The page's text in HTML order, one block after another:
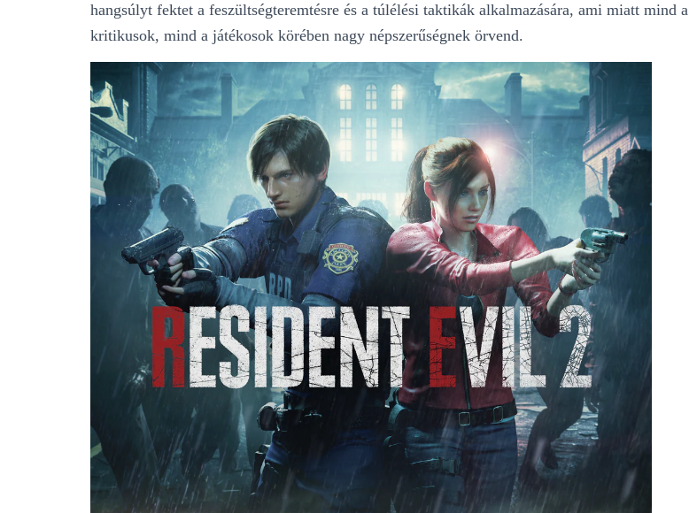
hangsúlyt fektet a feszültségteremtésre és a túlélési taktikák alkalmazására, ami miatt mind a
kritikusok, mind a játékosok körében nagy népszerűségnek örvend.